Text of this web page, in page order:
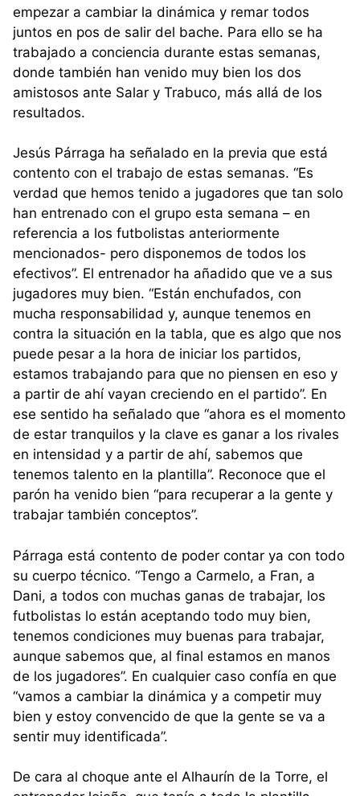
empezar a cambiar la dinámica y remar todos
juntos en pos de salir del bache. Para ello se ha
trabajado a conciencia durante estas semanas,
donde también han venido muy bien los dos
amistosos ante Salar y Trabuco, más allá de los
resultados.
Jesús Párraga ha señalado en la previa que está
contento con el trabajo de estas semanas. “Es
verdad que hemos tenido a jugadores que tan solo
han entrenado con el grupo esta semana – en
referencia a los futbolistas anteriormente
mencionados- pero disponemos de todos los
efectivos”. El entrenador ha añadido que ve a sus
jugadores muy bien. “Están enchufados, con
mucha responsabilidad y, aunque tenemos en
contra la situación en la tabla, que es algo que nos
puede pesar a la hora de iniciar los partidos,
estamos trabajando para que no piensen en eso y
a partir de ahí vayan creciendo en el partido”. En
ese sentido ha señalado que “ahora es el momento
de estar tranquilos y la clave es ganar a los rivales
en intensidad y a partir de ahí, sabemos que
tenemos talento en la plantilla”. Reconoce que el
parón ha venido bien “para recuperar a la gente y
trabajar también conceptos”.
Párraga está contento de poder contar ya con todo
su cuerpo técnico. “Tengo a Carmelo, a Fran, a
Dani, a todos con muchas ganas de trabajar, los
futbolistas lo están aceptando todo muy bien,
tenemos condiciones muy buenas para trabajar,
aunque sabemos que, al final estamos en manos
de los jugadores”. En cualquier caso confía en que
“vamos a cambiar la dinámica y a competir muy
bien y estoy convencido de que la gente se va a
sentir muy identificada”.
De cara al choque ante el Alhaurín de la Torre, el